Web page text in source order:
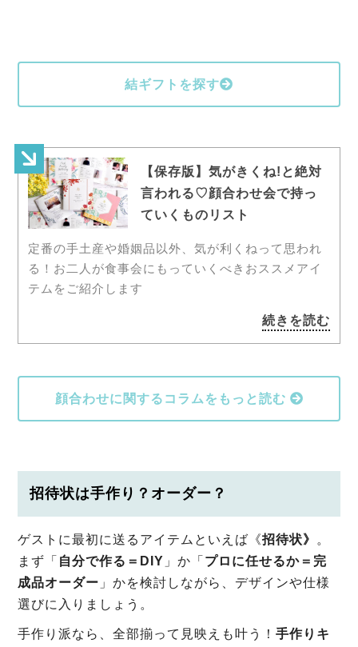
結ギフトを探す
【保存版】気がきくね!と絶対
言われる♡顔合わせ会で持っ
ていくものリスト
定番の手土産や婚姻品以外、気が利くねって思われ
る！お二人が食事会にもっていくべきおススメアイ
テムをご紹介します
続きを読む
顔合わせに関するコラムをもっと読む
招待状は手作り？オーダー？
ゲストに最初に送るアイテムといえば《招待状》 。
まず「 自分で作る＝DIY 」か「 プロに任せるか＝完
成品オーダー 」かを検討しながら、デザインや仕様
選びに入りましょう。
手作り派なら、全部揃って見映えも叶う！手作りキ